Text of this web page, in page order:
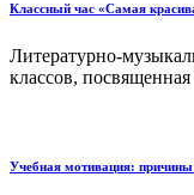
Классный час «Самая
Литературно-
классов,
Учебная мотивация: